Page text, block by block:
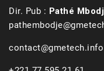
Dir. Pub : Pathé Mbodj
contact@gmetech.info